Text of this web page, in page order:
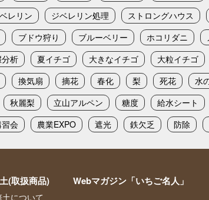
レリン ジベレリン処理 ストロングハウス
ブドウ狩り ブルーベリー ホコリダニ
析 夏イチゴ 大きなイチゴ 大粒イチゴ
換気扇 摘花 春化 梨 死花 水
秋麗梨 立山アルペン 糖度 給水シート
会 農業EXPO 遮光 鉄欠乏 防除
(取扱商品)
土について
Webマガジン「いちご名人」